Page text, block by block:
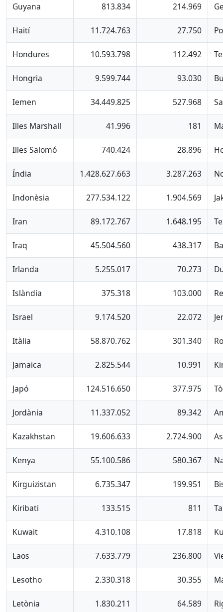
Guyana 813.834 214.969
Haití 11.724.763 27.750
Hondures 10.593.798 112.492
Hongria 9.599.744 93.030
Iemen 34.449.825 527.968
Illes Marshall 41.996 181
Illes Salomó 740.424 28.896
Índia 1.428.627.663 3.287.263
Indonèsia 277.534.122 1.904.569
Iran 89.172.767 1.648.195
Iraq 45.504.560 438.317
Irlanda 5.255.017 70.273
Islàndia 375.318 103.000
Israel 9.174.520 22.072
Itàlia 58.870.762 301.340
Jamaica 2.825.544 10.991
Japó 124.516.650 377.975
Jordània 11.337.052 89.342
Kazakhstan 19.606.633 2.724.900
Kenya 55.100.586 580.367
Kirguizistan 6.735.347 199.951
Kiribati 133.515 811
Kuwait 4.310.108 17.818
Laos 7.633.779 236.800
Lesotho 2.330.318 30.355
Letònia 1.830.211 64.589